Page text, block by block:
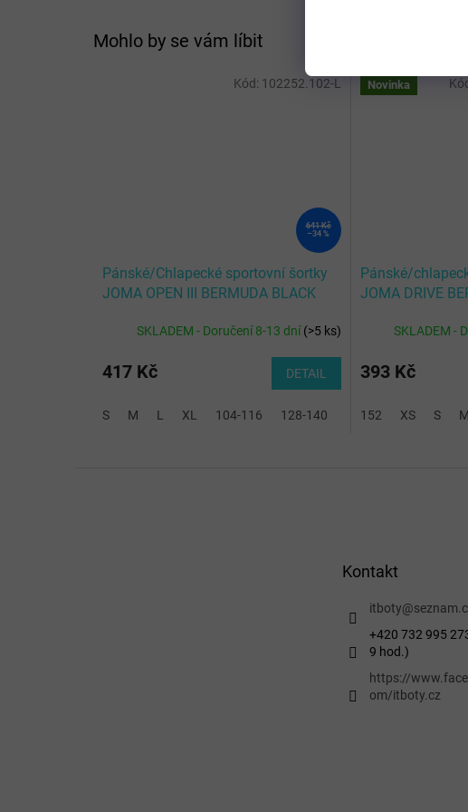
Mohlo by se vám líbit
641 Kč
–34 %
Pánské/Chlapecké sportovní šortky
JOMA OPEN III BERMUDA BLACK
SKLADEM - Doručení 8-13 dní(>5 ks)
417 Kč DETAIL
S M L XL 104-116 128-140 2XL-3XL 12 (2XS)
Kód: 102252.102-L Novinka
Pánské/
JOMA DRIVE
SKLADEM -
393 Kč
152 XS S M
Kontakt
itboty@
+420 732 995
9 hod.)
https://
om/itboty.cz